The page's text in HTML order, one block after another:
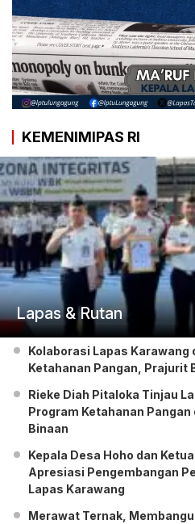
KEMENIMIPAS RI
Lapas & Rutan
Kolaborasi Lapas Karawang
Ketahanan Pangan, Prajurit
Rieke Diah Pitaloka Tinjau
Program Ketahanan Pangan
Binaan
Kepala Desa Hoho dan
Apresiasi Pengembangan
Lapas Karawang
Merawat Ternak,